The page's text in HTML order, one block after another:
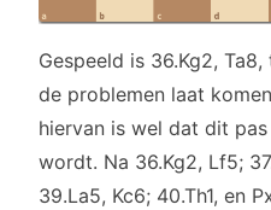
Gespeeld is 36.Kg2,
de problemen laat
hiervan is wel dat dit
wordt. Na 36.Kg2, Lf5;
39.La5, Kc6; 40.Th1, en